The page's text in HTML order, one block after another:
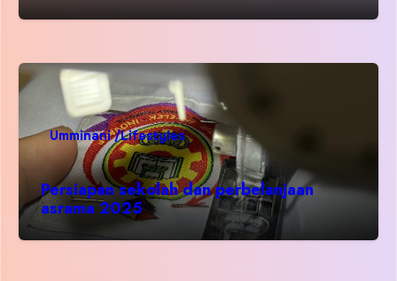
Umminani /Lifestyles
Persiapan sekolah dan perbelanjaan
asrama 2025